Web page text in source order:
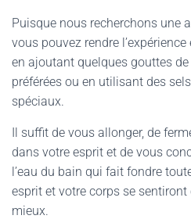
Puisque nous recherchons une
vous pouvez rendre
en ajoutant quelques gouttes
préférées ou en utilisant des
spéciaux.
Il suffit de vous allonger, de
dans votre esprit et de vous
l’eau du bain qui fait fondre
esprit et votre corps se
mieux.